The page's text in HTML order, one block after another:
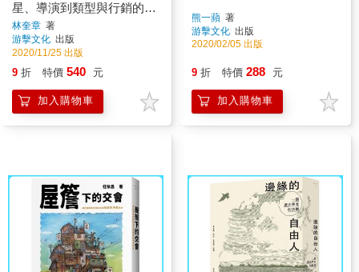
星、導演到類型與行銷的電
影關鍵詞
林奎章 著
游擊文化 出版
2020/11/25 出版
9 折 特價 540 元
加入購物車
熊一蘋 著
游擊文化 出版
2020/02/05 出版
9 折 特價 288 元
加入購物車